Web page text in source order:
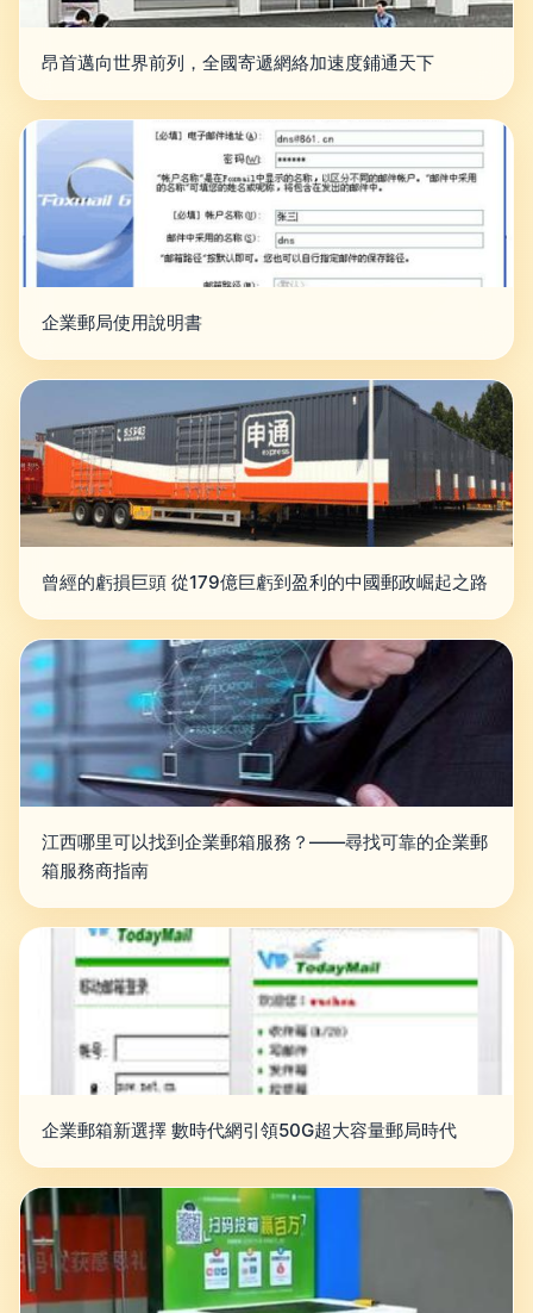
昂首邁向世界前列，全國寄遞網絡加速度鋪通天下
企業郵局使用說明書
曾經的虧損巨頭 從179億巨虧到盈利的中國郵政崛起之路
江西哪里可以找到企業郵箱服務？——尋找可靠的企業郵
箱服務商指南
企業郵箱新選擇 數時代網引領50G超大容量郵局時代